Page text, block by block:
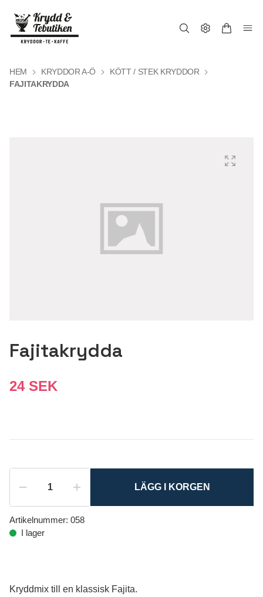
HEM KRYDDOR A-Ö
KÖTT / STEK KRYDDOR
FAJITAKRYDDA
Fajitakrydda
24 SEK
LÄGG I KORGEN
Artikelnummer: 058
I lager
Kryddmix till en klassisk Fajita.